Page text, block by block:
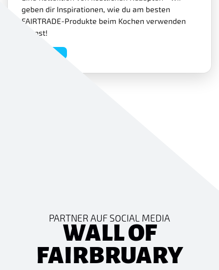
geben dir Inspirationen, wie du am besten
FAIRTRADE-Produkte beim Kochen verwenden
kannst!
Rezepte
PARTNER AUF SOCIAL MEDIA
WALL OF
FAIRBRUARY